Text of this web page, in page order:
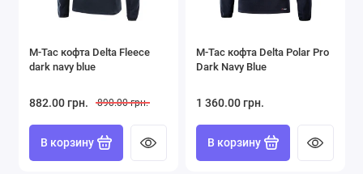
M-Tac кофта Delta Fleece
dark navy blue
882.00 грн. 890.00 грн.
В корзину
M-Tac кофта Delta Polar Pro
Dark Navy Blue
1 360.00 грн.
В корзину